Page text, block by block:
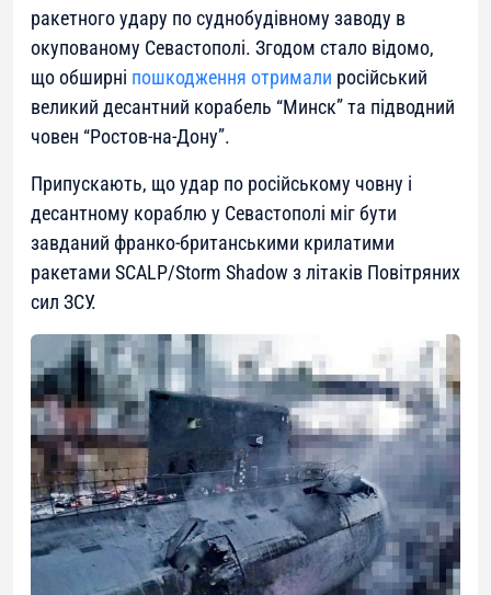
ракетного удару по суднобудівному заводу в
окупованому Севастополі. Згодом стало відомо,
що обширні пошкодження отримали російський
великий десантний корабель “Минск” та підводний
човен “Ростов-на-Дону”.
Припускають, що удар по російському човну і
десантному кораблю у Севастополі міг бути
завданий франко-британськими крилатими
ракетами SCALP/Storm Shadow з літаків Повітряних
сил ЗСУ.